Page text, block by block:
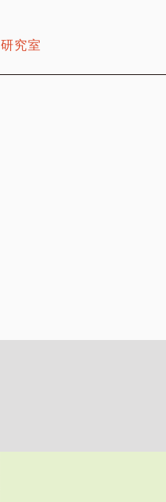
研究室